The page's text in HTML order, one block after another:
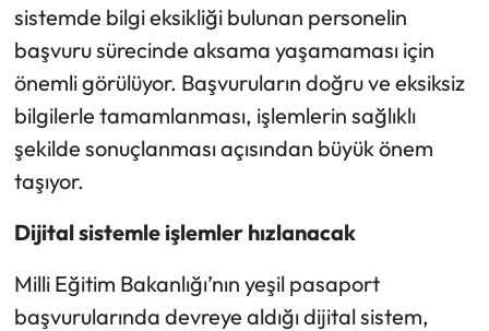
sistemde bilgi eksikliği bulunan personelin
başvuru sürecinde aksama yaşamaması için
önemli görülüyor. Başvuruların doğru ve eksiksiz
bilgilerle tamamlanması, işlemlerin sağlıklı
şekilde sonuçlanması açısından büyük önem
taşıyor.
Dijital sistemle işlemler hızlanacak
Milli Eğitim Bakanlığı’nın yeşil pasaport
başvurularında devreye aldığı dijital sistem,